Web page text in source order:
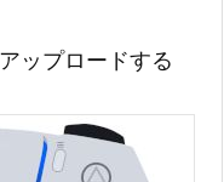
ップロードする